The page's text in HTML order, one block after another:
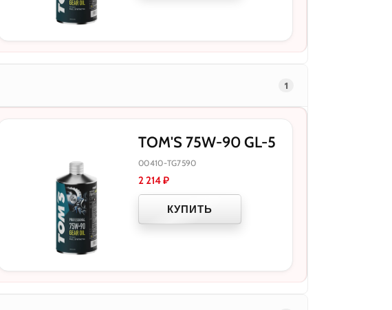
1
TOM'S 75W-90 GL-5
00410-TG7590
2 214₽
КУПИТЬ